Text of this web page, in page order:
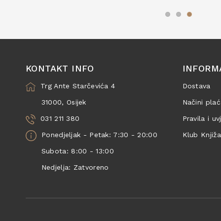
KONTAKT INFO
Trg Ante Starčevića 4
31000, Osijek
031 211 380
Ponedjeljak - Petak: 7:30 - 20:00
Subota: 8:00 - 13:00
Nedjelja: Zatvoreno
Dostava
Načini
Pravila i
Klub